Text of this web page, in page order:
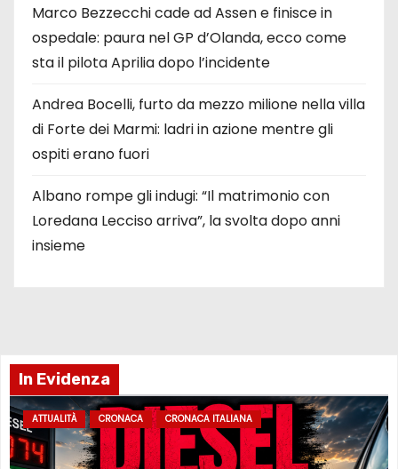
Marco Bezzecchi cade ad Assen e finisce in
ospedale: paura nel GP d’Olanda, ecco come
sta il pilota Aprilia dopo l’incidente
Andrea Bocelli, furto da mezzo milione nella villa
di Forte dei Marmi: ladri in azione mentre gli
ospiti erano fuori
Albano rompe gli indugi: “Il matrimonio con
Loredana Lecciso arriva”, la svolta dopo anni
insieme
In Evidenza
ATTUALITÀ CRONACA CRONACA ITALIANA